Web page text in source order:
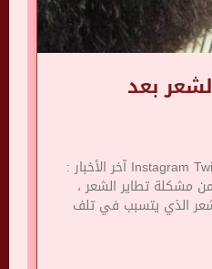
بعد
Instagram Twitter Snapchat Youtube آخر الأخبار :
مشكلة تطاير الشعر ،
الذي يتسبب في تلف